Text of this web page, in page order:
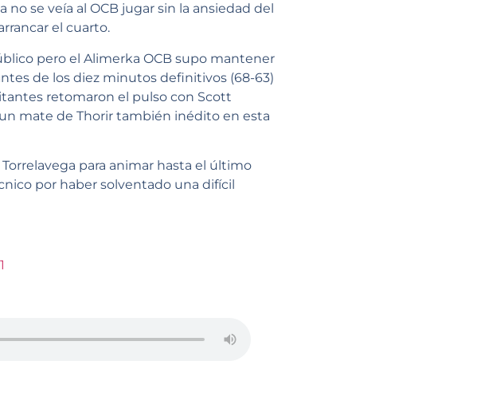
se veía al OCB jugar sin la ansiedad del
el cuarto.
pero el Alimerka OCB supo mantener
de los diez minutos definitivos (68-63)
retomaron el pulso con Scott
mate de Thorir también inédito en esta
para animar hasta el último
por haber solventado una difícil